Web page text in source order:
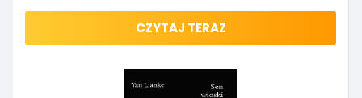
CZYTAJ TERAZ